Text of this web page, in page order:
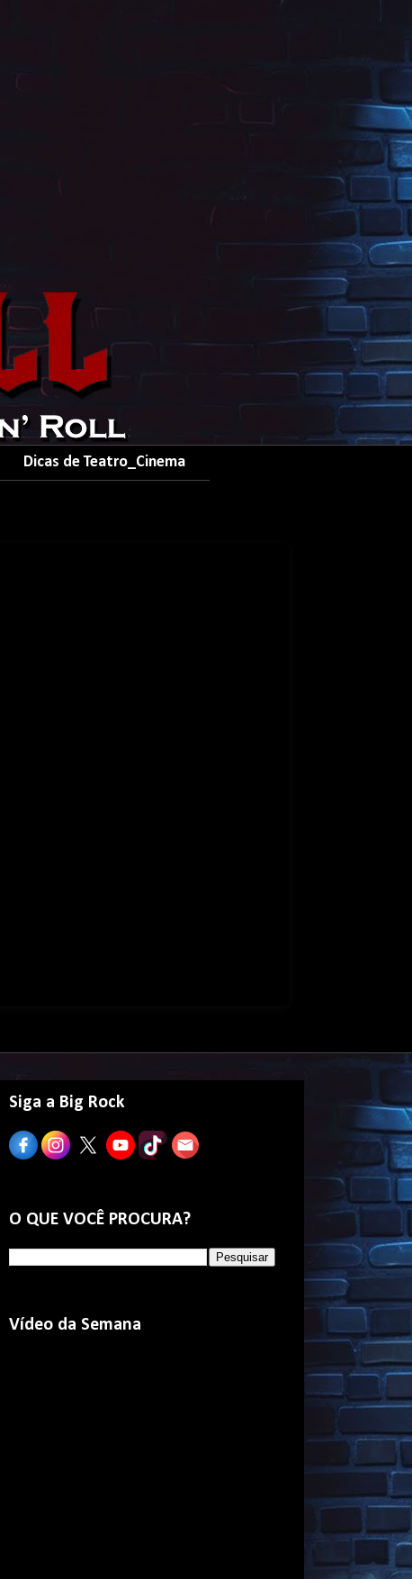
Dicas de Teatro_Cinema
Siga a Big Rock
O QUE VOCÊ PROCURA?
Vídeo da Semana